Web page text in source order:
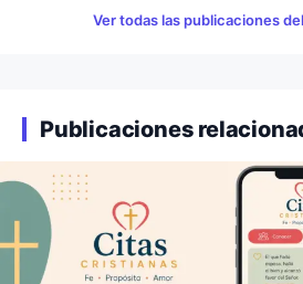
Ver todas las publicaciones
Publicaciones